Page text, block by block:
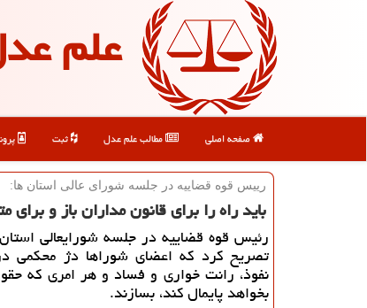
علم
صفحه اصلی مطالب علم عدل ثبت
رییس قوه قضاییه در جلسه شورای عالی استان ها:
باید راه را برای قانون مداران باز و
رئیس قوه قضاییه در جلسه شورایعالی
تصریح كرد كه اعضای شوراها دژ محكمی
نفوذ، رانت خواری و فساد و هر امری كه
بخواهد پایمال كند، بسازند.